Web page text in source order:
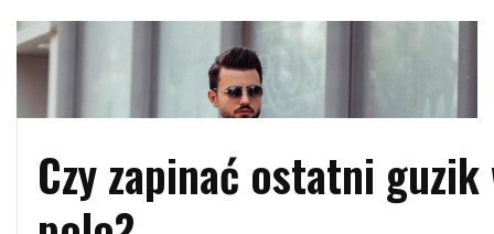
Czy zapinać ostatni